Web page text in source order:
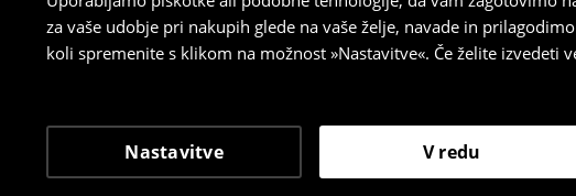
za vaše udobje pri nakupih glede na vaše želje, navade in
koli spremenite s klikom na možnost »Nastavitve«. Če želite izvedeti
Nastavitve V redu